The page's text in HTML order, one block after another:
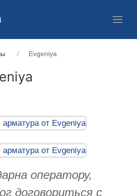
Evgeniya
оператору,
договориться с